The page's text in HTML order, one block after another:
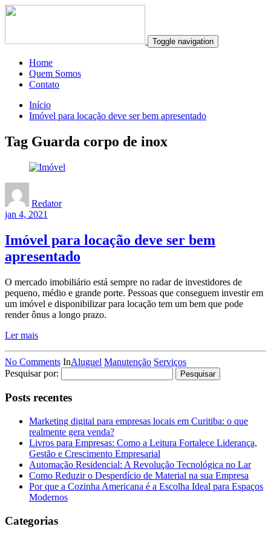
Toggle navigation
Home
Quem Somos
Contato
Início
Imóvel para locação deve ser bem apresentado
Tag Guarda corpo de inox
Redator
jan 4, 2021
Imóvel para locação deve ser bem
apresentado
O mercado imobiliário está sempre no radar de investidores de
pequeno, médio e grande porte. Pessoas que conseguem investir em
um imóvel e disponibilizar para locação tem um bem que pode
render ônus a longo prazo.
Ler mais
No Comments InAluguel Manutenção Serviços
Pesquisar por:
Posts recentes
Marketing digital para empresas locais em Curitiba: o que
realmente gera venda?
Livros para Empresas: Como a Leitura Fortalece Liderança,
Gestão e Crescimento Empresarial
Automação Residencial: A Revolução Tecnológica no Lar
Como Reduzir o Desperdício de Material na sua Empresa
Por que a Cozinha Americana é a Escolha Ideal para Espaços
Modernos
Categorias